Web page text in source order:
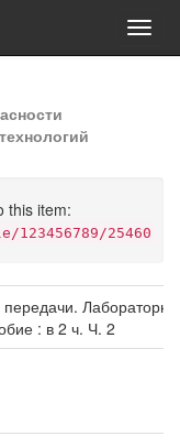
this item:
25460
: в 2 ч. Ч. 2